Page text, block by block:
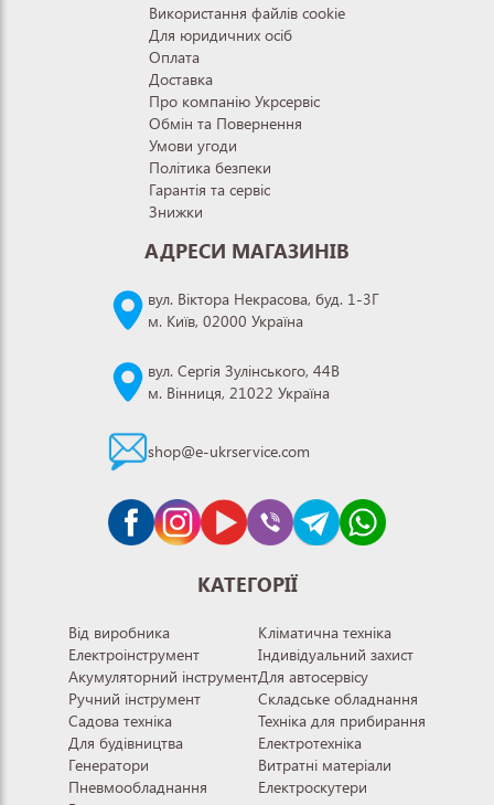
Використання файлів cookie
Для юридичних осіб
Оплата
Доставка
Про компанію Укрсервіс
Обмін та Повернення
Умови угоди
Політика безпеки
Гарантія та сервіс
Знижки
АДРЕСИ МАГАЗИНІВ
вул. Віктора Некрасова, буд. 1-3Г
м. Київ, 02000 Україна
вул. Сергія Зулінського, 44В
м. Вінниця, 21022 Україна
shop@e-ukrservice.com
КАТЕГОРІЇ
Від виробника
Електроінструмент
Акумуляторний інструмент
Ручний інструмент
Садова техніка
Для будівництва
Генератори
Пневмообладнання
Кліматична техніка
Індивідуальний захист
Для автосервісу
Складське обладнання
Техніка для прибирання
Електротехніка
Витратні матеріали
Електроскутери